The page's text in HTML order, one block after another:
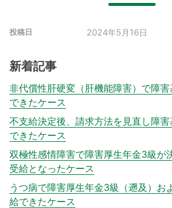
投稿日 2024年5月16日
新着記事
非代償性肝硬変（肝機能障害）で障
できたケース
不支給決定後、請求方法を見直し障
できたケース
双極性感情障害で障害厚生年金3級が
受給となったケース
うつ病で障害厚生年金3級（遡及）お
給できたケース